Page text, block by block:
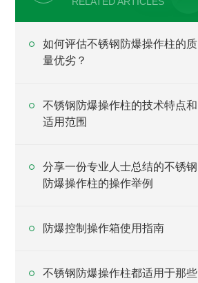
如何评估不锈钢防爆操作柱的质
量优劣？
不锈钢防爆操作柱的技术特点和
适用范围
分享一份专业人士总结的不锈钢
防爆操作柱的操作举例
防爆控制操作箱使用指南
不锈钢防爆操作柱都适用于那些